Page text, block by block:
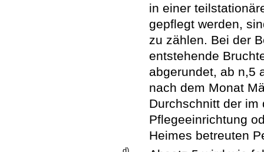
in einer
gepflegt werden,
zu zählen. Bei der
entstehende
abgerundet, ab n,5
nach dem Monat
Durchschnitt der im
Pflegeeinrichtung
Heimes betreuten